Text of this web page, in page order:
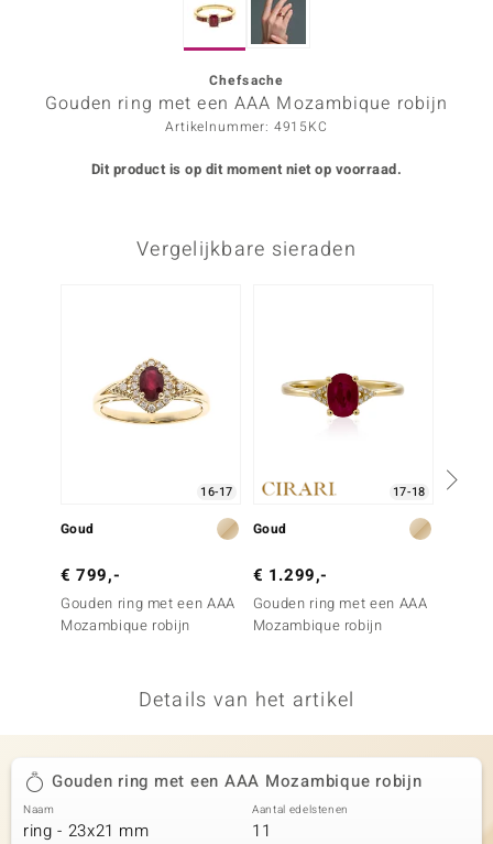
Designs
Chefsache
Gouden ring met een AAA Mozambique robijn
Artikelnummer: 4915KC
Dit product is op dit moment niet op voorraad.
Vergelijkbare sieraden
16-17
Goud
€ 799,-
Gouden ring met een AAA
Mozambique robijn
17-18
Goud
€ 1.299,-
Gouden ring met een AAA
Mozambique robijn
Details van het artikel
Gouden ring met een AAA Mozambique robijn
Naam
ring - 23x21 mm
Aantal edelstenen
11